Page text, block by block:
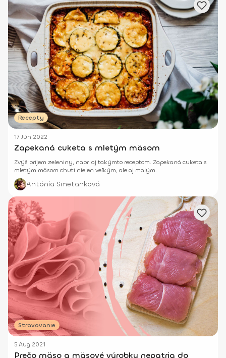
Recepty
17 Jún 2022
Zapekaná cuketa s mletým mäsom
Zvýš príjem zeleniny, napr. aj takýmto receptom. Zapekaná cuketa s
mletým mäsom chutí nielen veľkým, ale aj malým.
Antónia Smetanková
Stravovanie
5 Aug 2021
Prečo mäso a mäsové výrobky nepatria do